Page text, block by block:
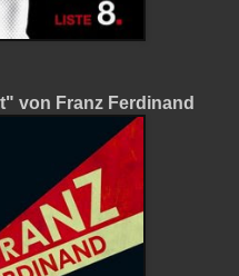
von Franz Ferdinand